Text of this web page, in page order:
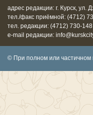
адрес редакции: г. Курск, ул.
тел./факс приёмной: (4712)
тел. редакции: (4712) 730-148
e-mail редакции:
© При полном или частичном